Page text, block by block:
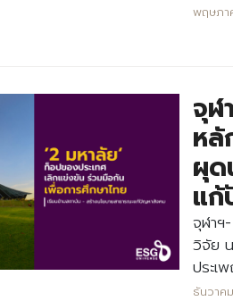
พฤษภา
จุฬ
หลั
ผุด
แ
จุฬาฯ
วิจัย
ประเ
ธันวาค